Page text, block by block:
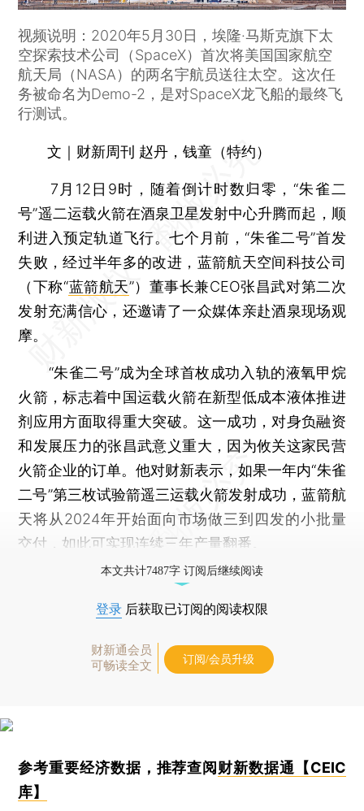
视频说明：2020年5月30日，埃隆·马斯克旗下太
空探索技术公司（SpaceX）首次将美国国家航空
航天局（NASA）的两名宇航员送往太空。这次任
务被命名为Demo-2，是对SpaceX龙飞船的最终飞
行测试。
文｜财新周刊 赵丹，钱童（特约）
7月12日9时，随着倒计时数归零，“朱雀二
号”遥二运载火箭在酒泉卫星发射中心升腾而起，顺
利进入预定轨道飞行。七个月前，“朱雀二号”首发
失败，经过半年多的改进，蓝箭航天空间科技公司
（下称“蓝箭航天”）董事长兼CEO张昌武对第二次
发射充满信心，还邀请了一众媒体亲赴酒泉现场观
摩。
“朱雀二号”成为全球首枚成功入轨的液氧甲烷
火箭，标志着中国运载火箭在新型低成本液体推进
剂应用方面取得重大突破。这一成功，对身负融资
和发展压力的张昌武意义重大，因为攸关这家民营
火箭企业的订单。他对财新表示，如果一年内“朱雀
二号”第三枚试验箭遥三运载火箭发射成功，蓝箭航
天将从2024年开始面向市场做三到四发的小批量
交付，如此可实现连续三年产量翻番。
本文共计7487字 订阅后继续阅读
登录 后获取已订阅的阅读权限
财新通会员
可畅读全文
订阅/会员升级
参考重要经济数据，推荐查阅 财新数据通【CEIC
库】